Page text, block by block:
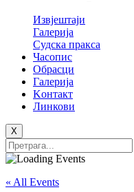
Извјештаји
Галерија
Судска пракса
Часопис
Обрасци
Галерија
Kонтакт
Линкови
X
« All Events